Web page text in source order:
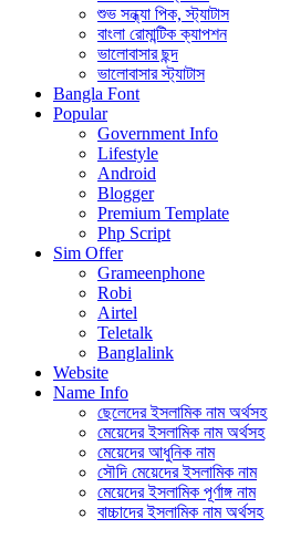
শুভ সন্ধ্যা পিক, স্ট্যাটাস
বাংলা রোমান্টিক ক্যাপশন
ভালোবাসার ছন্দ
ভালোবাসার স্ট্যাটাস
Bangla Font
Popular
Government Info
Lifestyle
Android
Blogger
Premium Template
Php Script
Sim Offer
Grameenphone
Robi
Airtel
Teletalk
Banglalink
Website
Name Info
ছেলেদের ইসলামিক নাম অর্থসহ
মেয়েদের ইসলামিক নাম অর্থসহ
মেয়েদের আধুনিক নাম
সৌদি মেয়েদের ইসলামিক নাম
মেয়েদের ইসলামিক পূর্ণাঙ্গ নাম
বাচ্চাদের ইসলামিক নাম অর্থসহ